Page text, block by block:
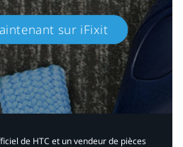
sur iFixit​
de HTC et un vendeur de pièces